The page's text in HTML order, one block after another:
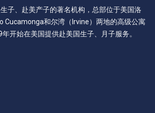
子、赴美产子的著名机构，总部位于美国洛
Cucamonga和尔湾（Irvine）两地的高级公寓
开始在美国提供赴美国生子、月子服务。